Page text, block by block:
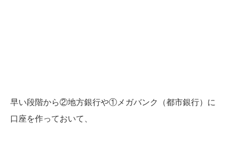
早い段階から②地方銀行や①メガバンク（都市銀行）に
口座を作っておいて、